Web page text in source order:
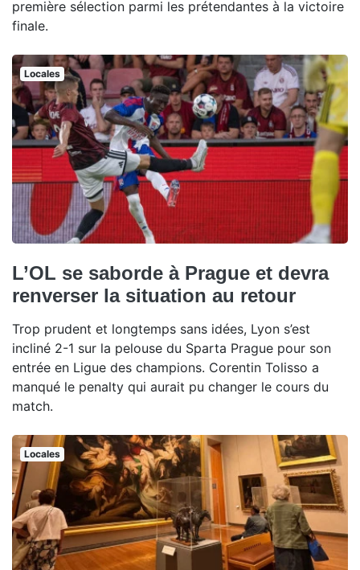
première sélection parmi les prétendantes à la victoire
finale.
Locales
L’OL se saborde à Prague et devra
renverser la situation au retour
Trop prudent et longtemps sans idées, Lyon s’est
incliné 2-1 sur la pelouse du Sparta Prague pour son
entrée en Ligue des champions. Corentin Tolisso a
manqué le penalty qui aurait pu changer le cours du
match.
Locales